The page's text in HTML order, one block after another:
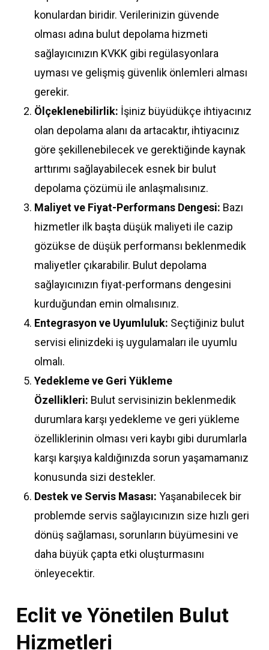
konulardan biridir. Verilerinizin güvende
olması adına bulut depolama hizmeti
sağlayıcınızın KVKK gibi regülasyonlara
uyması ve gelişmiş güvenlik önlemleri alması
gerekir.
Ölçeklenebilirlik: İşiniz büyüdükçe ihtiyacınız
olan depolama alanı da artacaktır, ihtiyacınız
göre şekillenebilecek ve gerektiğinde kaynak
arttırımı sağlayabilecek esnek bir bulut
depolama çözümü ile anlaşmalısınız.
Maliyet ve Fiyat-Performans Dengesi: Bazı
hizmetler ilk başta düşük maliyeti ile cazip
gözükse de düşük performansı beklenmedik
maliyetler çıkarabilir. Bulut depolama
sağlayıcınızın fiyat-performans dengesini
kurduğundan emin olmalısınız.
Entegrasyon ve Uyumluluk: Seçtiğiniz bulut
servisi elinizdeki iş uygulamaları ile uyumlu
olmalı.
Yedekleme ve Geri Yükleme
Özellikleri: Bulut servisinizin beklenmedik
durumlara karşı yedekleme ve geri yükleme
özelliklerinin olması veri kaybı gibi durumlarla
karşı karşıya kaldığınızda sorun yaşamamanız
konusunda sizi destekler.
Destek ve Servis Masası: Yaşanabilecek bir
problemde servis sağlayıcınızın size hızlı geri
dönüş sağlaması, sorunların büyümesini ve
daha büyük çapta etki oluşturmasını
önleyecektir.
Eclit ve Yönetilen Bulut
Hizmetleri